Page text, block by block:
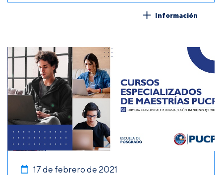
Información
17 de febrero de 2021